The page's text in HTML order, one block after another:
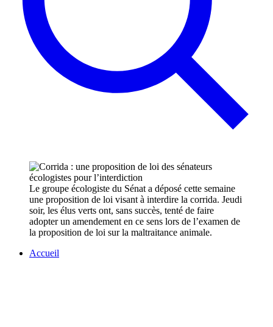
Le groupe écologiste du Sénat a déposé cette semaine
une proposition de loi visant à interdire la corrida. Jeudi
soir, les élus verts ont, sans succès, tenté de faire
adopter un amendement en ce sens lors de l’examen de
la proposition de loi sur la maltraitance animale.
Accueil